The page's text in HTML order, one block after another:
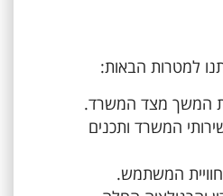
למטרות הבאות:
המשך מצד המשרד.
המשרד ותכנים
המשתמש.